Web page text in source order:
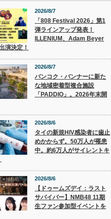
2026/8/7
「808 Festival 2026」第1
弾ラインアップ発表！
ILLENIUM、Adam Beyer
演決定！
2026/8/7
バンコク・バンナーに新た
な地域密着型複合施設
「PADDIO」。2026年末開
2026/8/6
タイの新規HIV感染者に歯止
めかからず。50万人が罹患
中。約6万人がサイレントキ
2026/8/6
【ドゥームズデイ：ラスト
サバイバー】NMB48 11期
生ファン参加型イベントを